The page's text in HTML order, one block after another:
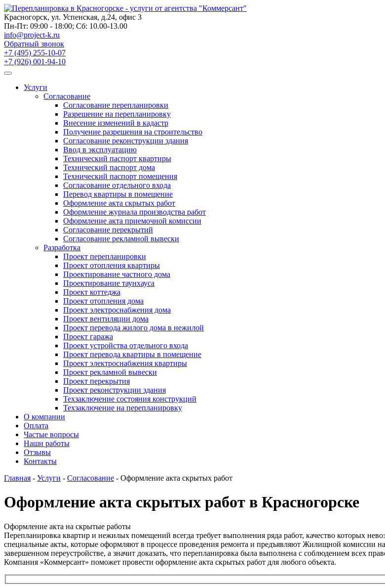
Skip
to
content
Красногорск, ул. Успенская, д.24, офис 3
Пн-Пт: 09:00 - 18:00; Сб: 10.00-13.00
info@project-k.ru
Обратный звонок
+7 (495) 255-10-07
+7 (926) 001-94-10
Услуги
Согласование
Согласование перепланировки
Разрешение на перепланировку
Внесение изменений в кадастр
Получение разрешения на строительство
Согласование реконструкции здания
Ввод в эксплуатацию
Технический паспорт квартиры
Технический паспорт дома
Технический паспорт помещения
Согласование отдельного входа
Перевод квартиры в помещение
Оформление акта скрытых работ
Оформление журнала производства работ
Оформление акта приемочной комиссии
Согласование перекрытий
Согласование рекламной вывески
Разработка
Проект перепланировки
Проект отопления квартиры
Проектирование частного дома
Проектирование таунхауса
Проект коттеджа
Проект отопления дома
Проект электроснабжения дома
Проект вентиляции дома
Проект перевода жилого дома в нежилой
Проект гаража
Проект устройства отдельного входа
Проект перевода квартиры в помещение
Проект электроснабжения квартиры
Проект рекламной вывески
Проект перекрытия
Проект реконструкции здания
Техзаключение состояния конструкций
Техзаключение на перепланировку
О компании
Оплата
Частые вопросы
Наши работы
Отзывы
Контакты
Главная - Услуги - Согласование - Оформление акта скрытых работ
Оформление акта скрытых работ в Красногорске
Оформление акта на скрытые работы
Перепланировка квартир и нежилых помещений всегда требует выполнения ряда работ, качество которых
специальные акты, которые оформляют в процессе проведения ремонта и предъявляют Жилищной комиссии
завершенном переустройстве, а значит доказать, что перепланировка была выполнена с соблюдением всех
Компания «Коммерсант» поможет провести оформление акта скрытых работ для любого объекта.